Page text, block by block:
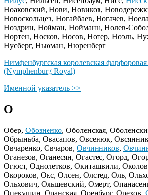
Ноаковский, Нови, Новиков,
Новоскольцев, Ногайбаев, Ногачев,
Ноздрин, Нойман, Нойманн, Нолев-
Нортен, Носков, Носов, Нотер, Ноэль,
Нусберг, Ньюман, Нюренберг
Нимфенбургская королевская
(Nymphenburg Royal)
Именной указатель >>
О
Обер, Обозненко, Оболенская,
Обрыньба, Овасапов, Овсенюк,
Овчаренко, Овчаров, Овчинников,
Оганезов, Оганесян, Огастес, Огорд,
Огюст, Однолетков, Окиташвили,
Окороков, Окс, Олсен, Олстед, Оль,
Ольхович, Ольшевский, Омерт,
Опекушин, Оранская, Оренбург, Орехов,